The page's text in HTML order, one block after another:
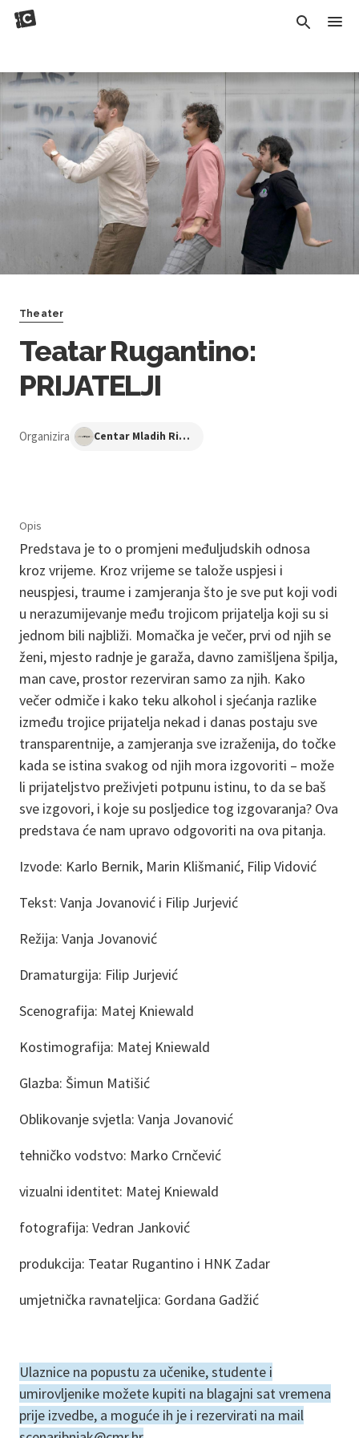
Theater
Teatar Rugantino:
PRIJATELJI
Organizira Centar Mladih Ribnjak
Opis
Predstava je to o promjeni međuljudskih odnosa
kroz vrijeme. Kroz vrijeme se talože uspjesi i
neuspjesi, traume i zamjeranja što je sve put koji vodi
u nerazumijevanje među trojicom prijatelja koji su si
jednom bili najbliži. Momačka je večer, prvi od njih se
ženi, mjesto radnje je garaža, davno zamišljena špilja,
man cave, prostor rezerviran samo za njih. Kako
večer odmiče i kako teku alkohol i sjećanja razlike
između trojice prijatelja nekad i danas postaju sve
transparentnije, a zamjeranja sve izraženija, do točke
kada se istina svakog od njih mora izgovoriti – može
li prijateljstvo preživjeti potpunu istinu, to da se baš
sve izgovori, i koje su posljedice tog izgovaranja? Ova
predstava će nam upravo odgovoriti na ova pitanja.
Izvode: Karlo Bernik, Marin Klišmanić, Filip Vidović
Tekst: Vanja Jovanović i Filip Jurjević
Režija: Vanja Jovanović
Dramaturgija: Filip Jurjević
Scenografija: Matej Kniewald
Kostimografija: Matej Kniewald
Glazba: Šimun Matišić
Oblikovanje svjetla: Vanja Jovanović
tehničko vodstvo: Marko Crnčević
vizualni identitet: Matej Kniewald
fotografija: Vedran Janković
produkcija: Teatar Rugantino i HNK Zadar
umjetnička ravnateljica: Gordana Gadžić
Ulaznice na popustu za učenike, studente i
umirovljenike možete kupiti na blagajni sat vremena
prije izvedbe, a moguće ih je i rezervirati na mail